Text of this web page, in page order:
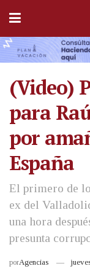
(Video)
para
por
España
El primero de
ex del
una hora
presunta
porAgencias